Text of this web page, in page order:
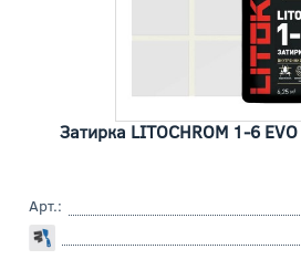
Затирка LITOCHROM 1-6
Арт.: